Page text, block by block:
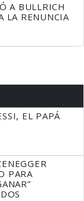
A BULLRICH
LA RENUNCIA
EL PAPÁ
PARA